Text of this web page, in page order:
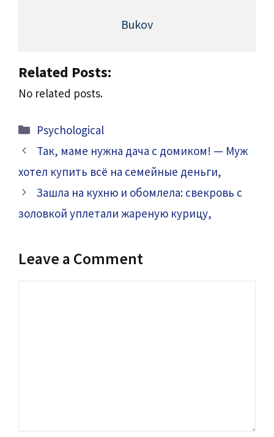
Bukov
Related Posts:
No related posts.
Categories
Psychological
Так, маме нужна дача с домиком! — Муж
хотел купить всё на семейные деньги,
Зашла на кухню и обомлела: свекровь с
золовкой уплетали жареную курицу,
Leave a Comment